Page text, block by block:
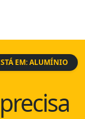
EM: ALUMÍNIO